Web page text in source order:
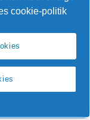
cookie-politik